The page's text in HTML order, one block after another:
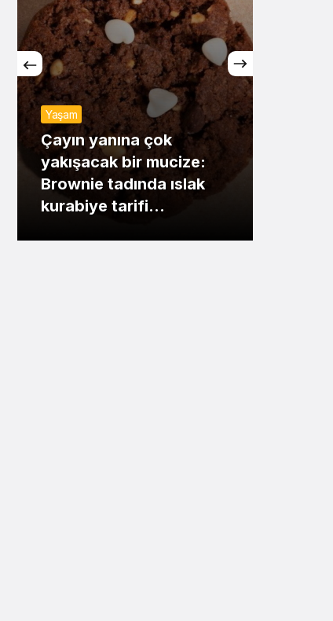
Gece Modu
Gece modunu seçin.
Sistem Modu
Sistem modunu seçin.
Yaşam
Çayın yanına çok
yakışacak bir mucize:
Brownie tadında ıslak
kurabiye tarifi…